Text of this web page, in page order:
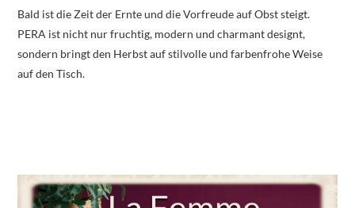
Bald ist die Zeit der Ernte und die Vorfreude auf Obst steigt.
PERA ist nicht nur fruchtig, modern und charmant designt,
sondern bringt den Herbst auf stilvolle und farbenfrohe Weise
auf den Tisch.